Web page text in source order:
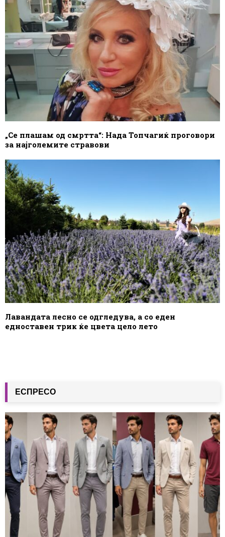
„Се плашам од смртта“: Нада Топчагиќ проговори
за најголемите стравови
Лавандата лесно се одгледува, а со еден
едноставен трик ќе цвета цело лето
ЕСПРЕСО